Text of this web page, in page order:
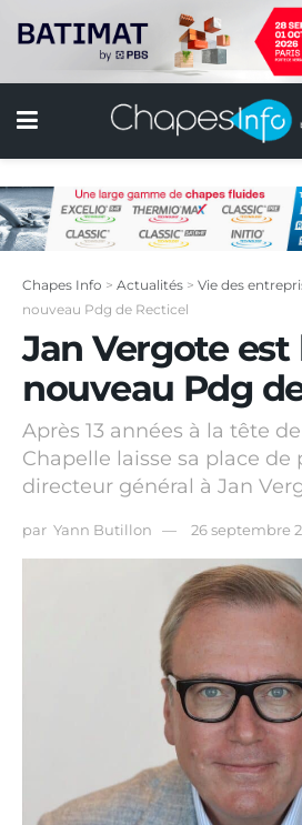
Chapes Info > Actualités > Vie des
nouveau Pdg de Recticel
Jan Vergote est
nouveau Pdg
Après 13 années à la tête
Chapelle laisse sa place de
directeur général à Jan
par Yann Butillon 26 septembre